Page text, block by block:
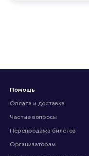
Помощь
Оплата и доставка
Частые вопросы
Перепродажа билетов
Организаторам